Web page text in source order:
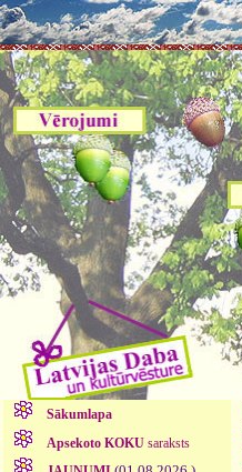
Sākumlapa
Apsekoto KOKUsaraksts